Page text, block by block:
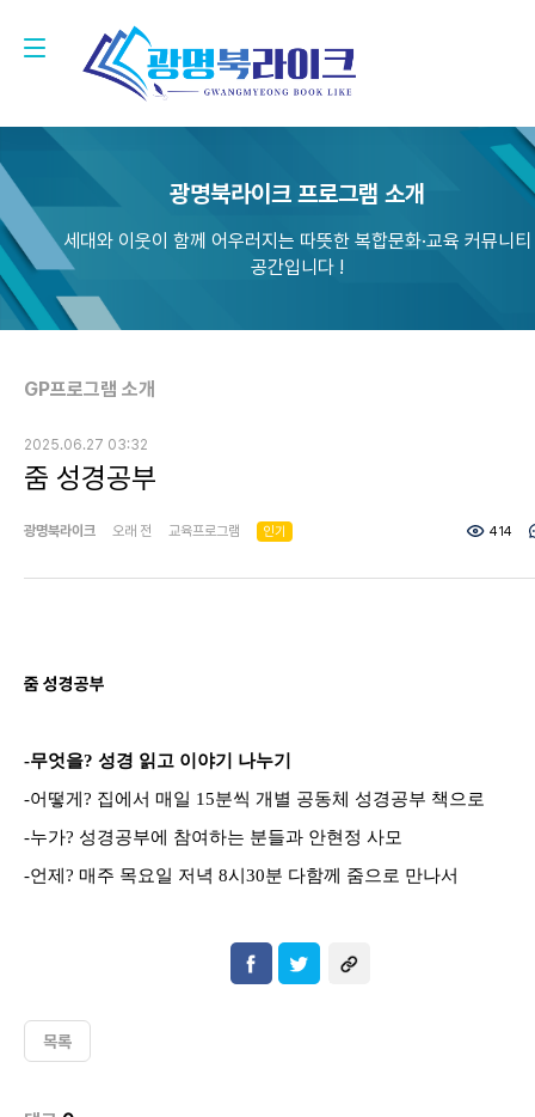
광명북라이크 프로그램 소개
세대와 이웃이 함께 어우러지는 따뜻한 복합문화·교육 커뮤니티
공간입니다 !
GP프로그램 소개
2025.06.27 03:32
줌 성경공부
광명북라이크 오래 전 교육프로그램 인기 414
줌 성경공부
-무엇을? 성경 읽고 이야기 나누기
-어떻게 ? 집에서 매일 15분씩 개별 공동체 성경공부 책으로
-누가? 성경공부에 참여하는 분들과 안현정 사모
-언제 ? 매주 목요일 저녁 8시 30분 다함께 줌으로 만나서
목록